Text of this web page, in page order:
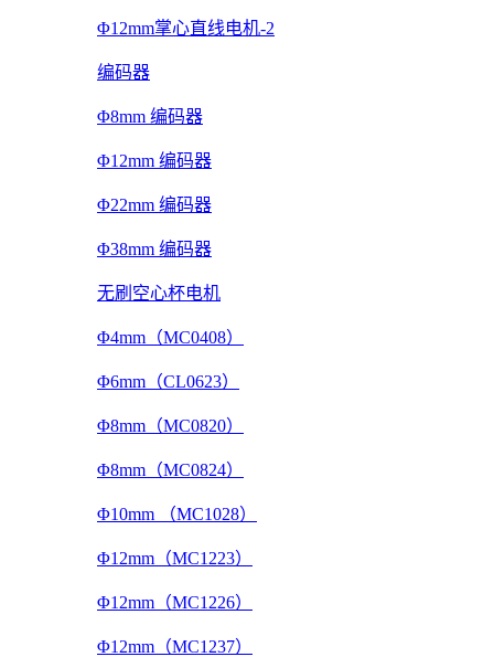
Φ12mm掌心直线电机-2
编码器
Φ8mm 编码器
Φ12mm 编码器
Φ22mm 编码器
Φ38mm 编码器
无刷空心杯电机
Φ4mm（MC0408）
Φ6mm（CL0623）
Φ8mm（MC0820）
Φ8mm（MC0824）
Φ10mm （MC1028）
Φ12mm（MC1223）
Φ12mm（MC1226）
Φ12mm（MC1237）